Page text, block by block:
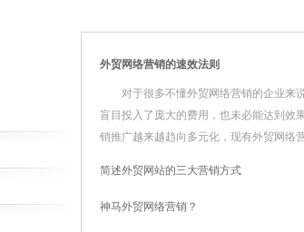
外贸网络营销的速效法则
对于很多不懂外贸网络营销的企业来
盲目投入了庞大的费用，也未必能达到效
销推广越来越趋向多元化，现有外贸网络
简述外贸网站的三大营销方式
神马外贸网络营销？